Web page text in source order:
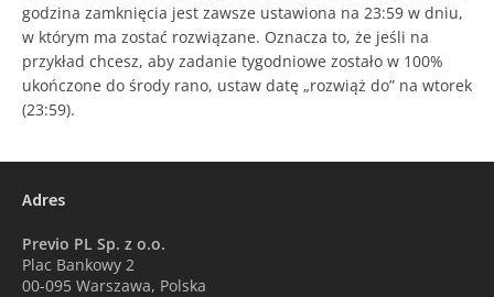
godzina zamknięcia jest zawsze ustawiona na 23:59 w dniu,
w którym ma zostać rozwiązane. Oznacza to, że jeśli na
przykład chcesz, aby zadanie tygodniowe zostało w 100%
ukończone do środy rano, ustaw datę „rozwiąż do” na wtorek
(23:59).
Adres
Previo PL Sp. z o.o.
Plac Bankowy 2
00-095 Warszawa, Polska